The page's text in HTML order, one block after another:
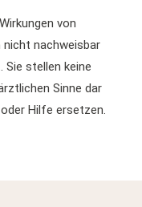
von
nachweisbar
Sie stellen keine
Sinne dar
Hilfe ersetzen.